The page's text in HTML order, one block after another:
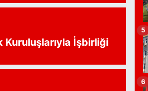
Kuruluşlarıyla İşbirliği
5
6